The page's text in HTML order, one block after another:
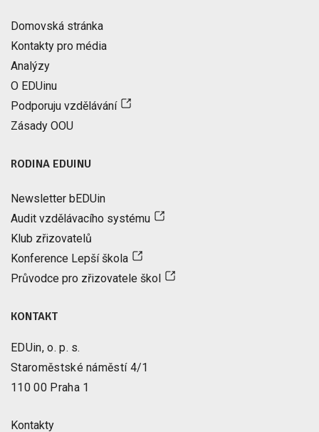
Domovská stránka
Kontakty pro média
Analýzy
O EDUinu
Podporuju vzdělávání
Zásady OOU
RODINA EDUINU
Newsletter bEDUin
Audit vzdělávacího systému
Klub zřizovatelů
Konference Lepší škola
Průvodce pro zřizovatele škol
KONTAKT
EDUin, o. p. s.
Staroměstské náměstí 4/1
110 00 Praha 1
Kontakty